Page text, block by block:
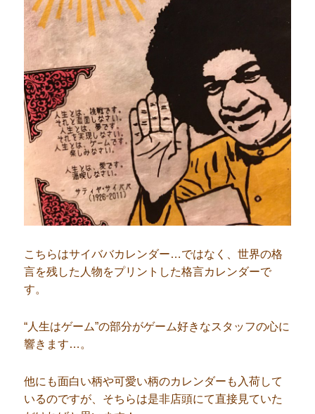
こちらはサイババカレンダー…ではなく、世界の格
言を残した人物をプリントした格言カレンダーで
す。
“人生はゲーム”の部分がゲーム好きなスタッフの心に
響きます…。
他にも面白い柄や可愛い柄のカレンダーも入荷して
いるのですが、そちらは是非店頭にて直接見ていた